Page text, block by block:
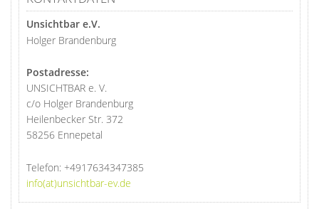
Unsichtbar e.V.
Holger Brandenburg
Postadresse:
UNSICHTBAR e. V.
c/o Holger Brandenburg
Heilenbecker Str. 372
58256 Ennepetal
Telefon: +4917634347385
info(at)unsichtbar-ev.de